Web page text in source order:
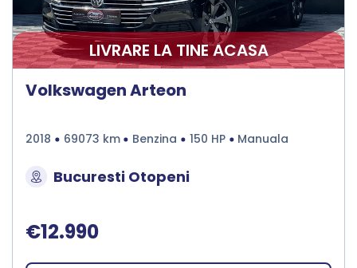
LIVRARE LA TINE ACASA
Volkswagen Arteon
2018 69073 km Benzina 150 HP Manuala
Bucuresti Otopeni
€12.990